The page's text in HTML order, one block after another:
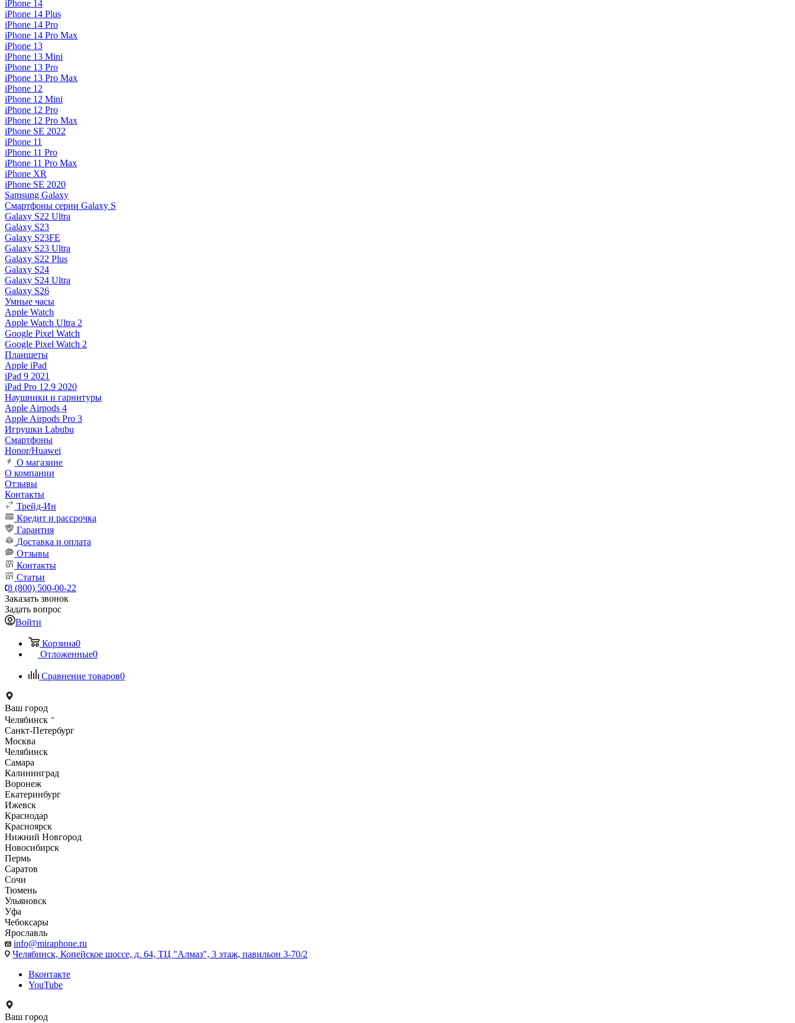
iPhone 14
iPhone 14 Plus
iPhone 14 Pro
iPhone 14 Pro Max
iPhone 13
iPhone 13 Mini
iPhone 13 Pro
iPhone 13 Pro Max
iPhone 12
iPhone 12 Mini
iPhone 12 Pro
iPhone 12 Pro Max
iPhone SE 2022
iPhone 11
iPhone 11 Pro
iPhone 11 Pro Max
iPhone XR
iPhone SE 2020
Samsung Galaxy
Смартфоны серии Galaxy S
Galaxy S22 Ultra
Galaxy S23
Galaxy S23FE
Galaxy S23 Ultra
Galaxy S22 Plus
Galaxy S24
Galaxy S24 Ultra
Galaxy S26
Умные часы
Apple Watch
Apple Watch Ultra 2
Google Pixel Watch
Google Pixel Watch 2
Планшеты
Apple iPad
iPad 9 2021
iPad Pro 12.9 2020
Наушники и гарнитуры
Apple Airpods 4
Apple Airpods Pro 3
Игрушки Labubu
Смартфоны
Honor/Huawei
О магазине
О компании
Отзывы
Контакты
Трейд-Ин
Кредит и рассрочка
Гарантия
Доставка и оплата
Отзывы
Контакты
Статьи
8 (800) 500-00-22
Заказать звонок
Задать вопрос
Войти
Корзина0
Отложенные0
Сравнение товаров0
Ваш город
Челябинск
Санкт-Петербург
Москва
Челябинск
Самара
Калининград
Воронеж
Екатеринбург
Ижевск
Краснодар
Красноярск
Нижний Новгород
Новосибирск
Пермь
Саратов
Сочи
Тюмень
Ульяновск
Уфа
Чебоксары
Ярославль
info@miraphone.ru
Челябинск, Копейское шоссе, д. 64, ТЦ "Алмаз", 3 этаж, павильон 3-70/2
Вконтакте
YouTube
Ваш город